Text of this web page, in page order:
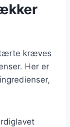
kræves
Her er